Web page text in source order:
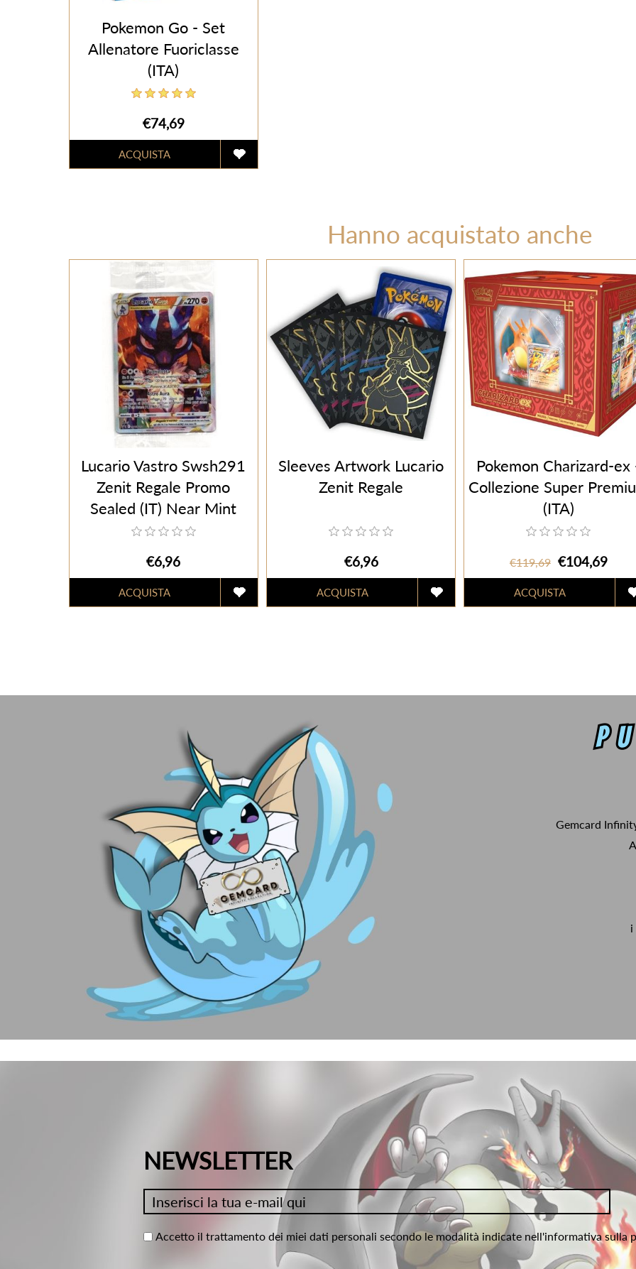
Pokemon Go - Set
Allenatore Fuoriclasse
(ITA)
€74,69
Hanno acquistato anche
Lucario Vastro Swsh291
Zenit Regale Promo
Sealed (IT) Near Mint
€6,96
Sleeves Artwork Lucario
Zenit Regale
€6,96
Pokemon Charizard-ex
Collezione Super
(ITA)
€119,69 €104,69
Gemcard
i
NEWSLETTER
Accetto il trattamento dei miei dati personali secondo le modalità indicate nell'informativa sulla